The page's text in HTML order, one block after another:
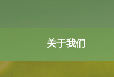
关于我们